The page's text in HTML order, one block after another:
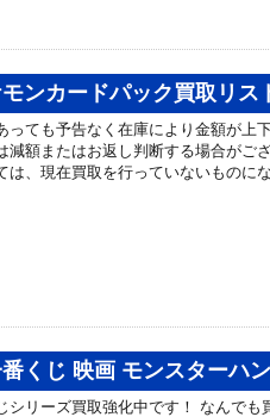
ンカードパック買取リス
っても予告なく在庫により金額が上
減額またはお返し判断する場合がご
は、現在買取を行っていないものに
番くじ 映画 モンスターハ
シリーズ買取強化中です！ なんでも